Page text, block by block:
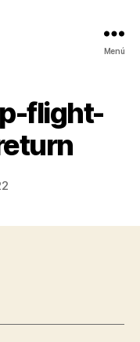
Menú
flight-